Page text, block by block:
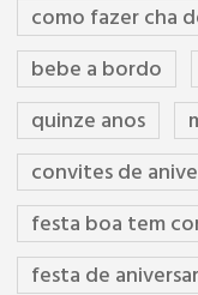
como fazer cha
bebe a bordo
quinze anos
convites de
festa boa tem
festa de